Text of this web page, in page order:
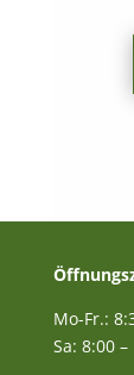
Mo-Fr.:
Sa: 8:00